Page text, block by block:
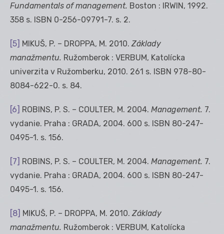
Fundamentals of management. Boston : IRWIN, 1992.
358 s. ISBN 0-256-09791-7. s. 2.
[5] MIKUŠ, P. – DROPPA, M. 2010.Základy
manažmentu. Ružomberok : VERBUM, Katolícka
univerzita v Ružomberku, 2010. 261 s. ISBN 978-80-
8084-622-0. s. 84.
[6] ROBINS, P. S. – COULTER, M. 2004. Management. 7.
vydanie. Praha : GRADA, 2004. 600 s. ISBN 80-247-
0495-1. s. 156.
[7] ROBINS, P. S. – COULTER, M. 2004. Management. 7.
vydanie. Praha : GRADA, 2004. 600 s. ISBN 80-247-
0495-1. s. 156.
[8] MIKUŠ, P. – DROPPA, M. 2010.Základy
manažmentu. Ružomberok : VERBUM, Katolícka